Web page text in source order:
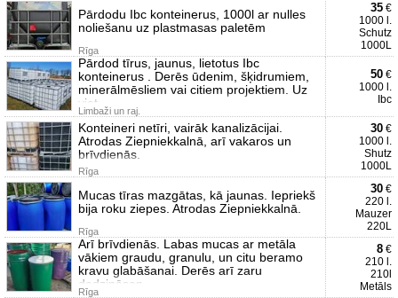
Pārdodu Ibc konteinerus, 1000l ar nulles
noliešanu uz plastmasas paletēm
Rīga
35 €
1000 l.
Schutz
1000L
Pārdod tīrus, jaunus, lietotus Ibc
konteinerus . Derēs ūdenim, šķidrumiem,
minerālmēsliem vai citiem projektiem. Uz
viet
Limbaži un raj.
50 €
1000 l.
Ibc
Konteineri netīri, vairāk kanalizācijai.
Atrodas Ziepniekkalnā, arī vakaros un
brīvdienās.
Rīga
30 €
1000 l.
Shutz
1000L
Mucas tīras mazgātas, kā jaunas. Iepriekš
bija roku ziepes. Atrodas Ziepniekkalnā.
Rīga
30 €
220 l.
Mauzer
220L
Arī brīvdienās. Labas mucas ar metāla
vākiem graudu, granulu, un citu beramo
kravu glabāšanai. Derēs arī zaru
dedzināsan
Rīga
8 €
210 l.
210l
Metāls